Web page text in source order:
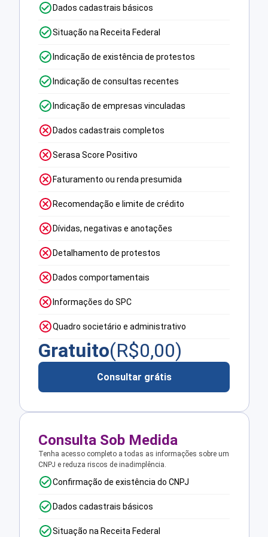
Dados cadastrais básicos
Situação na Receita Federal
Indicação de existência de protestos
Indicação de consultas recentes
Indicação de empresas vinculadas
Dados cadastrais completos
Serasa Score Positivo
Faturamento ou renda presumida
Recomendação e limite de crédito
Dívidas, negativas e anotações
Detalhamento de protestos
Dados comportamentais
Informações do SPC
Quadro societário e administrativo
Gratuito(R$0,00)
Consultar grátis
Consulta Sob Medida
Tenha acesso completo a todas as informações sobre um
CNPJ e reduza riscos de inadimplência.
Confirmação de existência do CNPJ
Dados cadastrais básicos
Situação na Receita Federal